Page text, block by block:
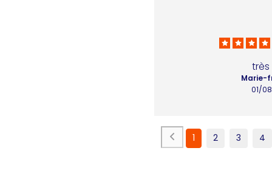
01/
Marie-
1 2 3 4